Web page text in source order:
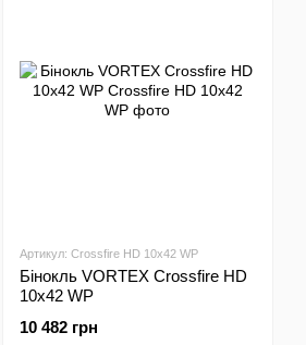
Артикул: Crossfire HD 10x42 WP
Бінокль VORTEX Crossfire HD
10x42 WP
10 482 грн